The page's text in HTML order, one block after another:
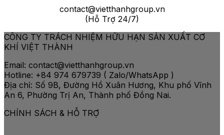
contact@vietthanhgroup.vn
(Hỗ Trợ 24/7)
CÔNG TY TRÁCH NHIỆM HỮU HẠN SẢN XUẤT CƠ
KHÍ VIỆT THÀNH
Email: contact@vietthanhgroup.vn
Hotline: +84 974 679739 ( Zalo/WhatsApp )
Địa chỉ: Số 9B, Đường Hồ Xuân Hương, Khu phố Vĩnh
An 6, Phường Trị An, Thành phố Đồng Nai.
CHÍNH SÁCH & HỖ TRỢ